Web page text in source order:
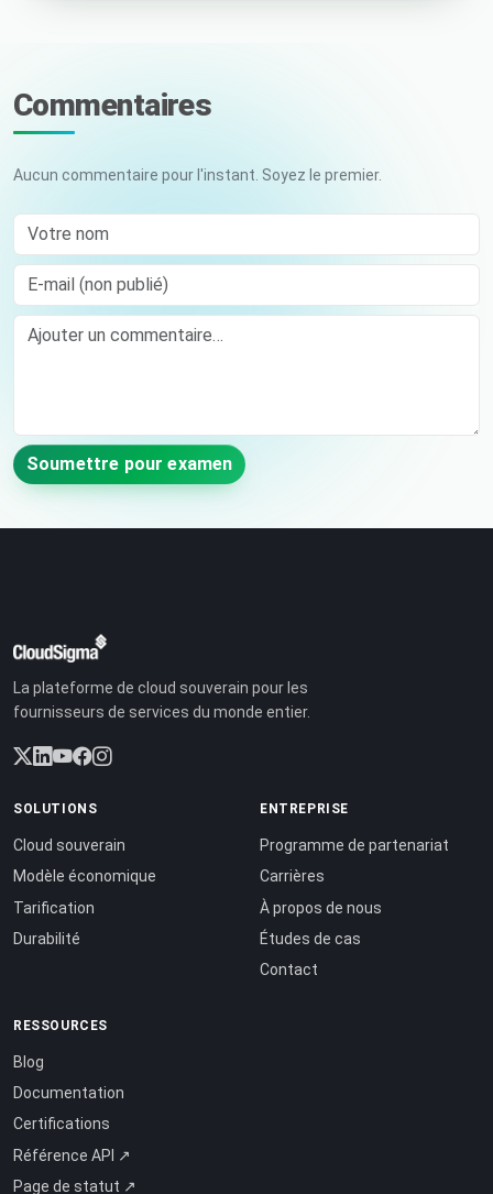
Commentaires
Aucun commentaire pour l'instant. Soyez le premier.
Votre nom
E-mail (non publié)
Comment
Soumettre pour examen
La plateforme de cloud souverain pour les
fournisseurs de services du monde entier.
SOLUTIONS
Cloud souverain
Modèle économique
Tarification
Durabilité
ENTREPRISE
Programme de partenariat
Carrières
À propos de nous
Études de cas
Contact
RESSOURCES
Blog
Documentation
Certifications
Référence API ↗
Page de statut ↗